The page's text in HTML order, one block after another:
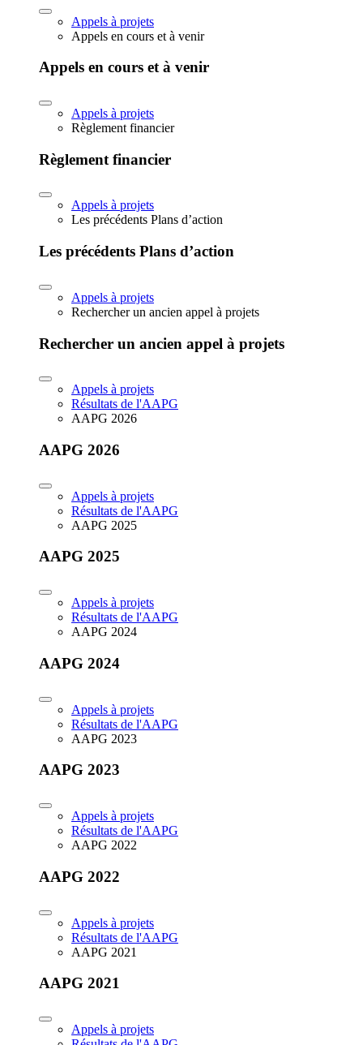
Appels à projets
Appels en cours et à venir
Appels en cours et à venir
Appels à projets
Règlement financier
Règlement financier
Appels à projets
Les précédents Plans d’action
Les précédents Plans d’action
Appels à projets
Rechercher un ancien appel à projets
Rechercher un ancien appel à projets
Appels à projets
Résultats de l'AAPG
AAPG 2026
AAPG 2026
Appels à projets
Résultats de l'AAPG
AAPG 2025
AAPG 2025
Appels à projets
Résultats de l'AAPG
AAPG 2024
AAPG 2024
Appels à projets
Résultats de l'AAPG
AAPG 2023
AAPG 2023
Appels à projets
Résultats de l'AAPG
AAPG 2022
AAPG 2022
Appels à projets
Résultats de l'AAPG
AAPG 2021
AAPG 2021
Appels à projets